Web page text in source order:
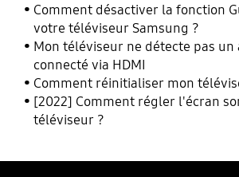
Comment désactiver la fonction
votre téléviseur Samsung ?
Mon téléviseur ne détecte pas
connecté via HDMI
Comment réinitialiser mon
[2022] Comment régler l'écran
téléviseur ?